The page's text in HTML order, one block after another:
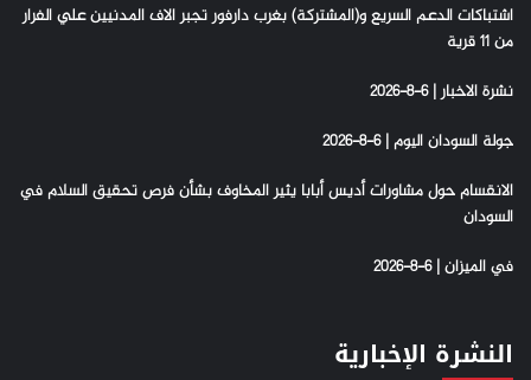
اشتباكات الدعم السريع و(المشتركة) بغرب دارفور تجبر الاف المدنيين علي الفرار
من 11 قرية
نشرة الاخبار | 6-8-2026
جولة السودان اليوم | 6-8-2026
الانقسام حول مشاورات أديس أبابا يثير المخاوف بشأن فرص تحقيق السلام في
السودان
في الميزان | 6-8-2026
النشرة الإخبارية